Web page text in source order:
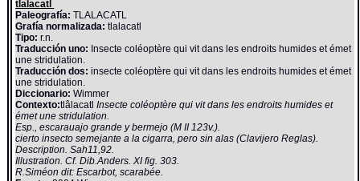
tlalacatl
Paleografía: TLALACATL
Grafía normalizada: tlalacatl
Tipo: r.n.
Traducción uno: Insecte coléoptère qui vit dans les endroits humides et émet
une stridulation.
Traducción dos: insecte coléoptère qui vit dans les endroits humides et émet
une stridulation.
Diccionario:Wimmer
Contexto:tlâlacatlInsecte coléoptère qui vit dans les endroits humides et
émet une stridulation.
Esp., escarauajo grande y bermejo (M II 123v.).
cierto insecto semejante a la cigarra, pero sin alas (Clavijero Reglas).
Description. Sah11,92.
Illustration. Cf. Dib.Anders. XI fig. 303.
R.Siméon dit: Escarbot, scarabée.